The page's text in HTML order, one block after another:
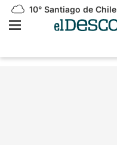
10° Santiago de Chile